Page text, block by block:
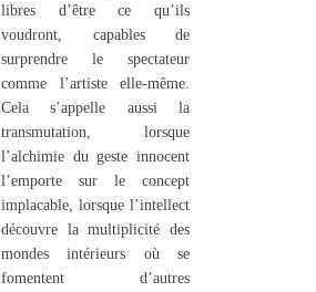
libres d’être ce qu’ils
voudront, capables de
surprendre le spectateur
comme l’artiste elle-même.
Cela s’appelle aussi la
transmutation, lorsque
l’alchimie du geste innocent
l’emporte sur le concept
implacable, lorsque l’intellect
découvre la multiplicité des
mondes intérieurs où se
fomentent d’autres